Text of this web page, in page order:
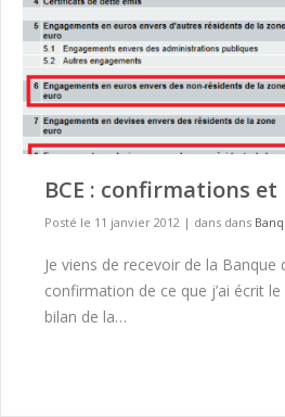
BCE : confirmations
Posté le 11 janvier 2012 | dans dans
Je viens de recevoir de la Banque
confirmation de ce que j’ai écrit
bilan de la…